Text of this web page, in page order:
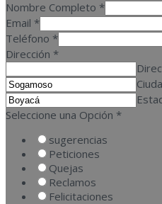
Nombre Completo *
Email *
Teléfono *
Dirección *
Seleccione una Opción *
sugerencias
Peticiones
Quejas
Reclamos
Felicitaciones